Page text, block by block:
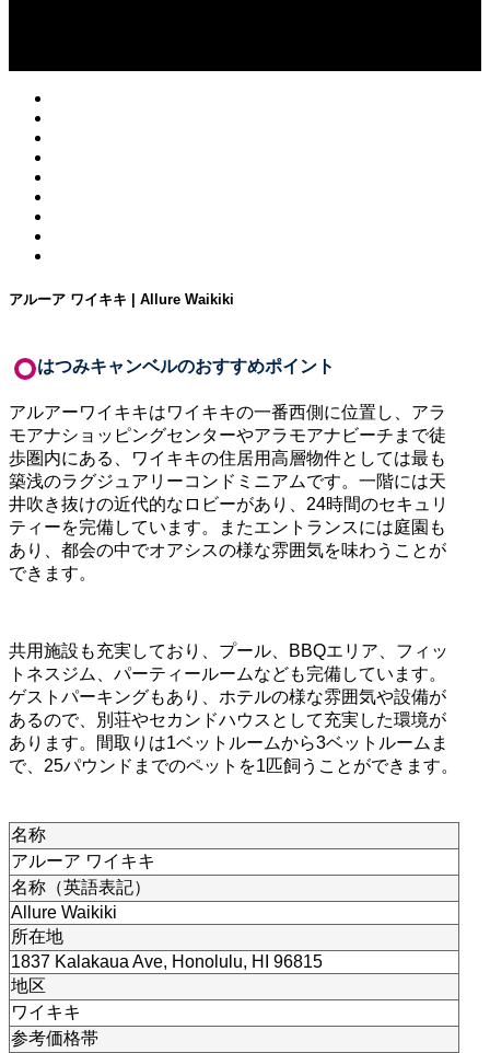
アルーア ワイキキ | Allure Waikiki
はつみキャンベルのおすすめポイント
アルアーワイキキはワイキキの一番西側に位置し、アラ
モアナショッピングセンターやアラモアナビーチまで徒
歩圏内にある、ワイキキの住居用高層物件としては最も
築浅のラグジュアリーコンドミニアムです。一階には天
井吹き抜けの近代的なロビーがあり、24時間のセキュリ
ティーを完備しています。またエントランスには庭園も
あり、都会の中でオアシスの様な雰囲気を味わうことが
できます。
共用施設も充実しており、プール、BBQエリア、フィッ
トネスジム、パーティールームなども完備しています。
ゲストパーキングもあり、ホテルの様な雰囲気や設備が
あるので、別荘やセカンドハウスとして充実した環境が
あります。間取りは1ベットルームから3ベットルームま
で、25パウンドまでのペットを1匹飼うことができます。
名称
アルーア ワイキキ
名称（英語表記）
Allure Waikiki
所在地
1837 Kalakaua Ave, Honolulu, HI 96815
地区
ワイキキ
参考価格帯